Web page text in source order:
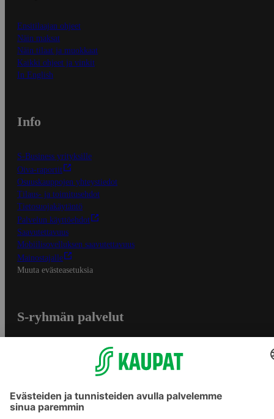
Ensitilaajan ohjeet
Näin maksat
Näin tilaat ja muokkaat
Kaikki ohjeet ja vinkit
In English
Info
S-Business yrityksille
Oiva-raportit
Osuuskauppojen yhteystiedot
Tilaus- ja toimitusehdot
Tietosuojakäytäntö
Palvelun käyttöehdot
Saavutettavuus
Mobiilisovelluksen saavutettavuus
Mainostajalle
Muuta evästeasetuksia
S-ryhmän palvelut
Yhteishyvä Ruoka -sovellus
S-ostoslista -sovellus
Prisma.fi